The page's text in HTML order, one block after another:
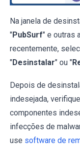
Na janela de
"PubSurf" e outras
recentemente,
"Desinstalar" ou "
Depois de
indesejada,
componentes
infecções de
use software de